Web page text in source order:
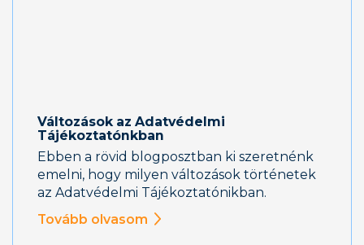
Változások az Adatvédelmi
Tájékoztatónkban
Ebben a rövid blogposztban ki szeretnénk
emelni, hogy milyen változások történetek
az Adatvédelmi Tájékoztatónikban.
Tovább olvasom